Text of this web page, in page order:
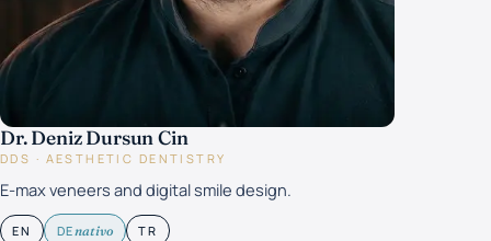
Dr. Deniz Dursun Cin
DDS · AESTHETIC DENTISTRY
E-max veneers and digital smile design.
EN DEnativo TR